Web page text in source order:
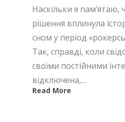
Наскільки я пам’ятаю,
рішення вплинула
сном у період
Так, справді, коли
своїми постійними
відключена,…
Read More